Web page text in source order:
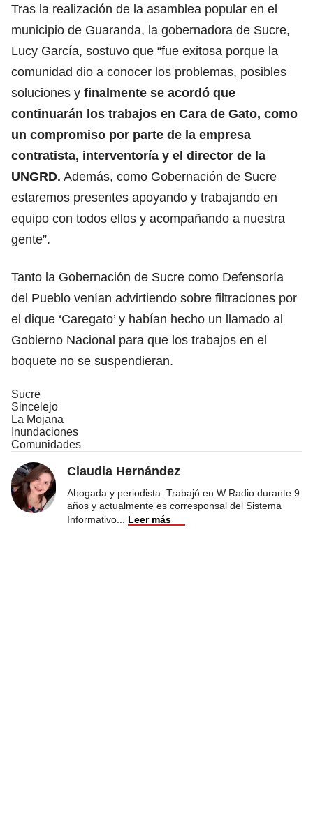
Tras la realización de la asamblea popular en el
municipio de Guaranda, la gobernadora de Sucre,
Lucy García, sostuvo que “fue exitosa porque la
comunidad dio a conocer los problemas, posibles
soluciones y finalmente se acordó que
continuarán los trabajos en Cara de Gato, como
un compromiso por parte de la empresa
contratista, interventoría y el director de la
UNGRD. Además, como Gobernación de Sucre
estaremos presentes apoyando y trabajando en
equipo con todos ellos y acompañando a nuestra
gente”.
Tanto la Gobernación de Sucre como Defensoría
del Pueblo venían advirtiendo sobre filtraciones por
el dique ‘Caregato’ y habían hecho un llamado al
Gobierno Nacional para que los trabajos en el
boquete no se suspendieran.
Sucre
Sincelejo
La Mojana
Inundaciones
Comunidades
Claudia Hernández
Abogada y periodista. Trabajó en W Radio durante 9
años y actualmente es corresponsal del Sistema
Informativo
Leer más